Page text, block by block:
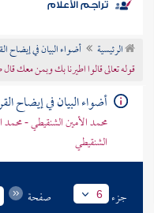
موضوعي
تراجم الأعلام
الرئيسية أضواء البيان في إيضاح
قوله تعالى قالوا اطيرنا بك وبمن معك
أضواء البيان في إيضاح
محمد الأمين الشنقيطي - محمد
الشنقيطي
جزء 6 صفحة